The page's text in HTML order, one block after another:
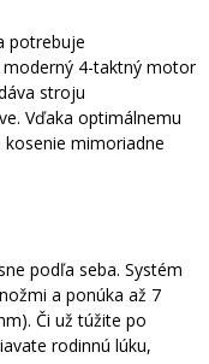
potrebuje
4-taktný motor
stroju
Vďaka optimálnemu
mimoriadne
podľa seba. Systém
a ponúka až 7
Či už túžite po
rodinnú lúku,